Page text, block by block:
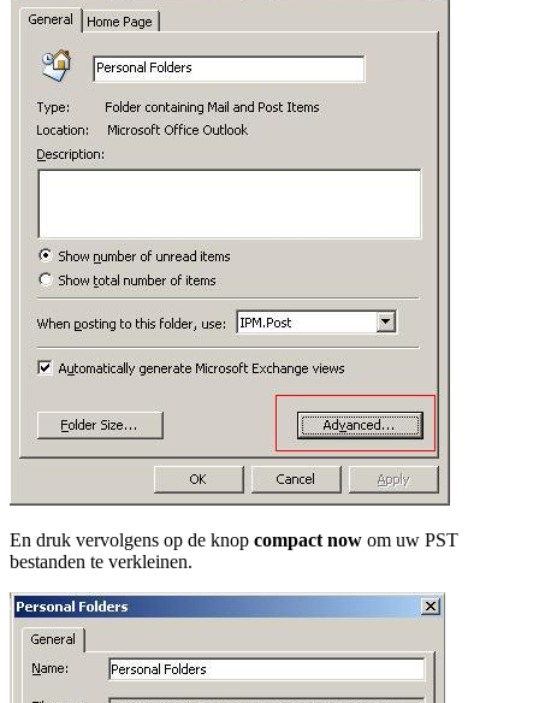
En druk vervolgens op de knop compact now om uw PST
bestanden te verkleinen.